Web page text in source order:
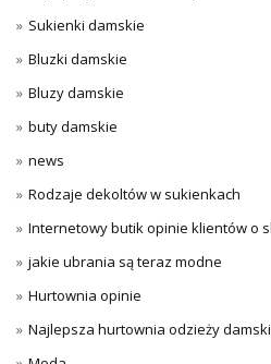
Sukienki damskie
Bluzki damskie
Bluzy damskie
buty damskie
news
Rodzaje dekoltów w sukienkach
Internetowy butik opinie klientów o
jakie ubrania są teraz modne
Hurtownia opinie
Najlepsza hurtownia odzieży